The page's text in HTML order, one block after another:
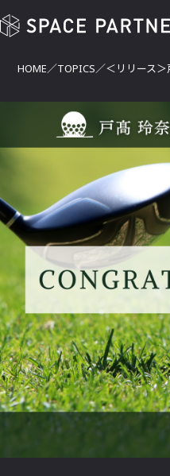
＜リリース＞戸髙 玲奈選手
HOME TOPICS